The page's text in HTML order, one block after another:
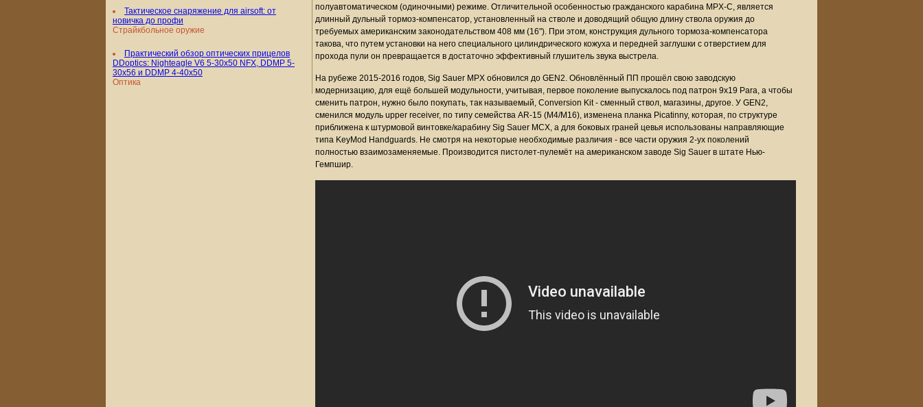
полуавтоматическом (одиночными) режиме. Отличительной особенностью гражданского карабина MPX-C, является
длинный дульный тормоз-компенсатор, установленный на стволе и доводящий общую длину ствола оружия до
требуемых американским законодательством 408 мм (16"). При этом, конструкция дульного тормоза-компенсатора
такова, что путем установки на него специального цилиндрического кожуха и передней заглушки с отверстием для
прохода пули он превращается в достаточно эффективный глушитель звука выстрела.
На рубеже 2015-2016 годов, Sig Sauer MPX обновился до GEN2. Обновлённый ПП прошёл свою заводскую
модернизацию, для ещё большей модульности, учитывая, первое поколение выпускалось под патрон 9х19 Para, а чтобы
сменить патрон, нужно было покупать, так называемый, Conversion Kit - сменный ствол, магазины, другое. У GEN2,
сменился модуль upper receiver, по типу семейства AR-15 (М4/M16), изменена планка Picatinny, которая, по структуре
приближена к штурмовой винтовке/карабину Sig Sauer MCX, а для боковых граней цевья использованы направляющие
типа KeyMod Handguards. Не смотря на некоторые необходимые различия - все части оружия 2-ух поколений
полностью взаимозаменяемые. Производится пистолет-пулемёт на американском заводе Sig Sauer в штате Нью-
Гемпшир.
Тактическое снаряжение для airsoft: от
новичка до профи
Страйкбольное оружие
Практический обзор оптических прицелов
DDoptics: Nighteagle V6 5-30x50 NFX, DDMP 5-
30x56 и DDMP 4-40x50
Оптика